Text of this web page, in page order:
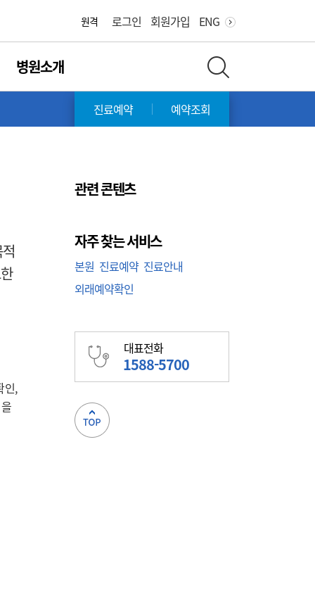
원격 로그인 회원가입 ENG
병원소개
진료예약 예약조회
인,
관련 콘텐츠
자주 찾는 서비스
본원 진료예약 진료안내
외래예약확인
대표전화
1588-5700